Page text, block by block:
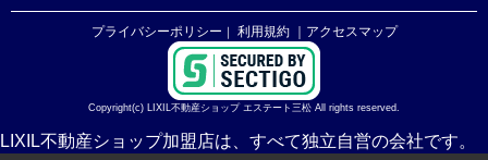
プライバシーポリシー ｜ 利用規約 ｜アクセスマップ
Copyright(c) LIXIL不動産ショップ エステート三松 All rights reserved.
LIXIL不動産ショップ加盟店は、すべて独立自営の会社です。